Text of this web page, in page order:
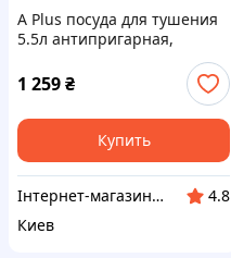
A Plus посуда для тушения
5.5л антипригарная,
1 259₴
Купить
Інтернет-магазин enJoy
4.8
Киев